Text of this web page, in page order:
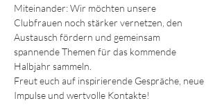
Miteinander: Wir möchten unsere
Clubfrauen noch stärker vernetzen, den
Austausch fördern und gemeinsam
spannende Themen für das kommende
Halbjahr sammeln.
Freut euch auf inspirierende Gespräche, neue
Impulse und wertvolle Kontakte!